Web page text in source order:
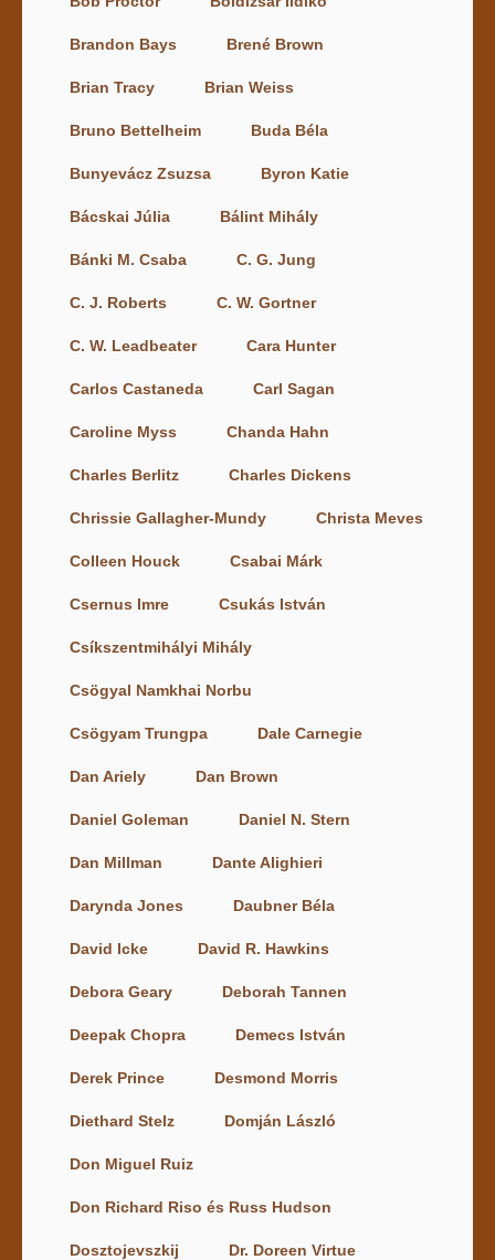
Brandon Bays Brené Brown
Brian Tracy Brian Weiss
Bruno Bettelheim Buda Béla
Bunyevácz Zsuzsa Byron Katie
Bácskai Júlia Bálint Mihály
Bánki M. Csaba C. G. Jung
C. J. Roberts C. W. Gortner
C. W. Leadbeater Cara Hunter
Carlos Castaneda Carl Sagan
Caroline Myss Chanda Hahn
Charles Berlitz Charles Dickens
Chrissie Gallagher-Mundy Christa Meves
Colleen Houck Csabai Márk
Csernus Imre Csukás István
Csíkszentmihályi Mihály
Csögyal Namkhai Norbu
Csögyam Trungpa Dale Carnegie
Dan Ariely Dan Brown
Daniel Goleman Daniel N. Stern
Dan Millman Dante Alighieri
Darynda Jones Daubner Béla
David Icke David R. Hawkins
Debora Geary Deborah Tannen
Deepak Chopra Demecs István
Derek Prince Desmond Morris
Diethard Stelz Domján László
Don Miguel Ruiz
Don Richard Riso és Russ Hudson
Dosztojevszkij Dr. Doreen Virtue